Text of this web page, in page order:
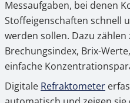
Messaufgaben, bei denen
Stoffeigenschaften schnell
werden sollen. Dazu
Brechungsindex, Brix-
einfache
Digitale Refraktometer